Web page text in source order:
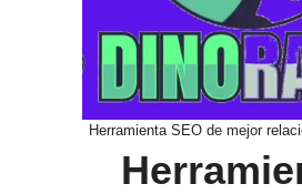
Herramienta SEO de mejor